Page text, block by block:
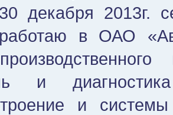
декабря
в ОАО
и
и